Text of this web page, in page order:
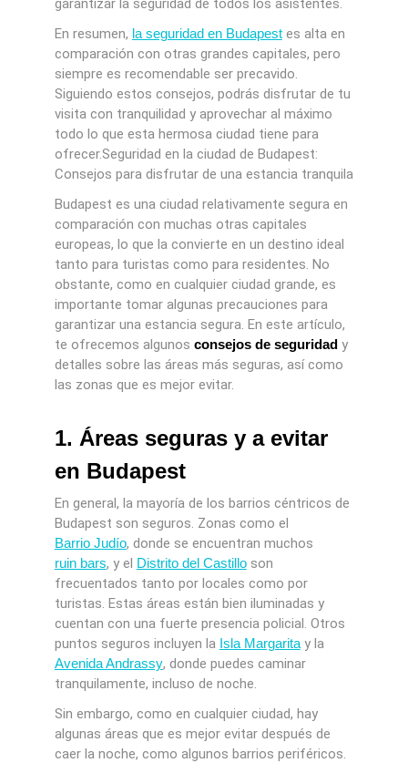
garantizar la seguridad de todos los asistentes.
En resumen, la seguridad en Budapestes alta en
comparación con otras grandes capitales, pero
siempre es recomendable ser precavido.
Siguiendo estos consejos, podrás disfrutar de tu
visita con tranquilidad y aprovechar al máximo
todo lo que esta hermosa ciudad tiene para
ofrecer.Seguridad en la ciudad de Budapest:
Consejos para disfrutar de una estancia tranquila
Budapest es una ciudad relativamente segura en
comparación con muchas otras capitales
europeas, lo que la convierte en un destino ideal
tanto para turistas como para residentes. No
obstante, como en cualquier ciudad grande, es
importante tomar algunas precauciones para
garantizar una estancia segura. En este artículo,
te ofrecemos algunos consejos de seguridady
detalles sobre las áreas más seguras, así como
las zonas que es mejor evitar.
1. Áreas seguras y a evitar
en Budapest
En general, la mayoría de los barrios céntricos de
Budapest son seguros. Zonas como el
Barrio Judío, donde se encuentran muchos
ruin bars, y el Distrito del Castilloson
frecuentados tanto por locales como por
turistas. Estas áreas están bien iluminadas y
cuentan con una fuerte presencia policial. Otros
puntos seguros incluyen la Isla Margaritay la
Avenida Andrassy, donde puedes caminar
tranquilamente, incluso de noche.
Sin embargo, como en cualquier ciudad, hay
algunas áreas que es mejor evitar después de
caer la noche, como algunos barrios periféricos.